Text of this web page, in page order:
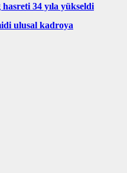
34 yıla yükseldi
ulusal kadroya